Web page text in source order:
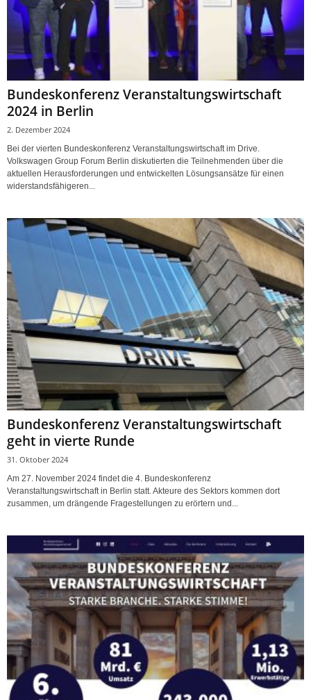
Bundeskonferenz Veranstaltungswirtschaft
2024 in Berlin
2. Dezember 2024
Bei der vierten Bundeskonferenz Veranstaltungswirtschaft im Drive.
Volkswagen Group Forum Berlin diskutierten die Teilnehmenden über die
aktuellen Herausforderungen und entwickelten Lösungsansätze für einen
widerstandsfähigeren...
Bundeskonferenz Veranstaltungswirtschaft
geht in vierte Runde
31. Oktober 2024
Am 27. November 2024 findet die 4. Bundeskonferenz
Veranstaltungswirtschaft in Berlin statt. Akteure des Sektors kommen dort
zusammen, um drängende Fragestellungen zu erörtern und...